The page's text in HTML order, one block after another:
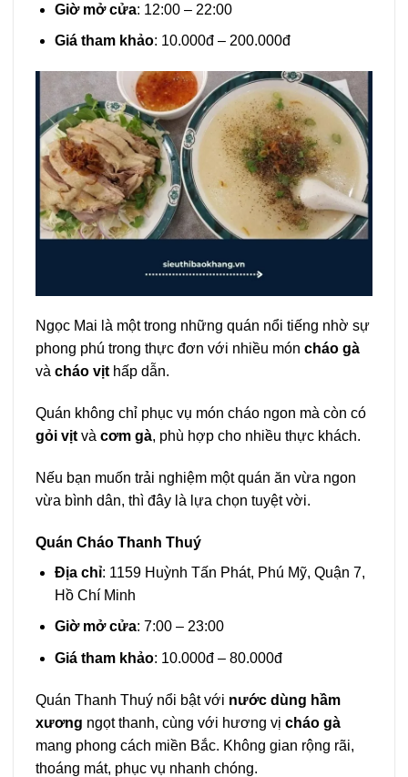
Giờ mở cửa: 12:00 – 22:00
Giá tham khảo: 10.000đ – 200.000đ
Ngọc Mai là một trong những quán nổi tiếng nhờ sự
phong phú trong thực đơn với nhiều món cháo gà
và cháo vịt hấp dẫn.
Quán không chỉ phục vụ món cháo ngon mà còn có
gỏi vịt và cơm gà, phù hợp cho nhiều thực khách.
Nếu bạn muốn trải nghiệm một quán ăn vừa ngon
vừa bình dân, thì đây là lựa chọn tuyệt vời.
Quán Cháo Thanh Thuý
Địa chỉ: 1159 Huỳnh Tấn Phát, Phú Mỹ, Quận 7,
Hồ Chí Minh
Giờ mở cửa: 7:00 – 23:00
Giá tham khảo: 10.000đ – 80.000đ
Quán Thanh Thuý nổi bật với nước dùng hầm
xương ngọt thanh, cùng với hương vị cháo gà
mang phong cách miền Bắc. Không gian rộng rãi,
thoáng mát, phục vụ nhanh chóng.